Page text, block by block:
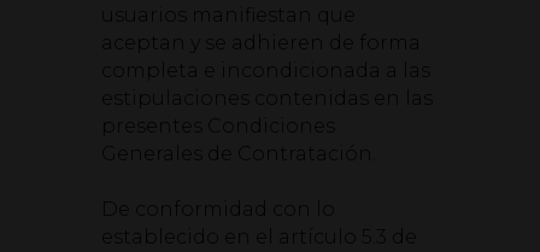
usuarios manifiestan que
aceptan y se adhieren de forma
completa e incondicionada a las
estipulaciones contenidas en las
presentes Condiciones
Generales de Contratación.
De conformidad con lo
establecido en el artículo 5.3 de